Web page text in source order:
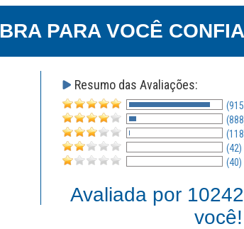
PARA VOCÊ
Resumo das Avaliações:
(42)
(40)
Avaliada por 10242